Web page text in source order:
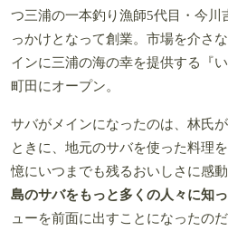
つ三浦の一本釣り漁師5代目・今川
っかけとなって創業。市場を介さ
インに三浦の海の幸を提供する『
町田にオープン。
サバがメインになったのは、林氏
ときに、地元のサバを使った料理
憶にいつまでも残るおいしさに感動
島のサバをもっと多くの人々に知っ
ューを前面に出すことになったのだ